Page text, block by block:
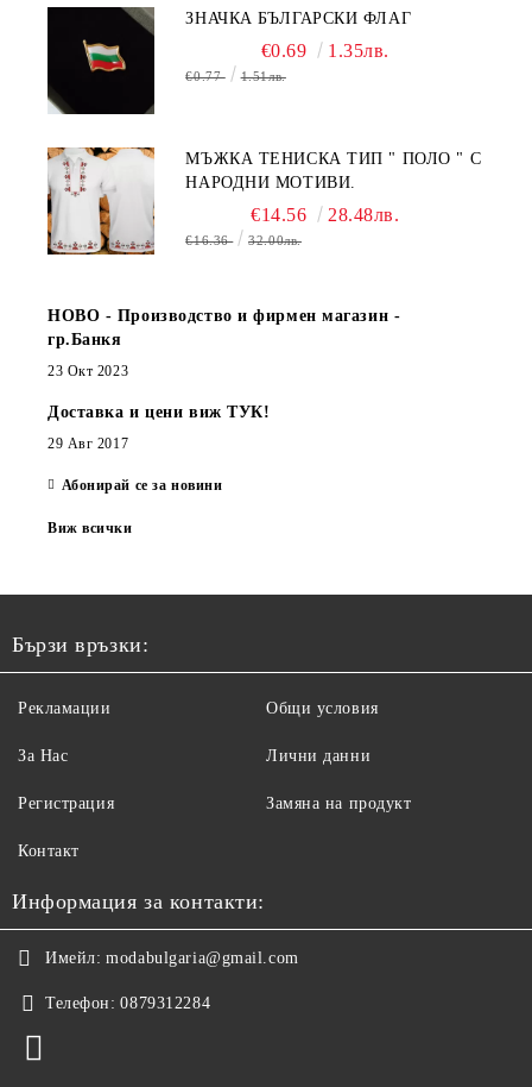
ЗНАЧКА БЪЛГАРСКИ ФЛАГ
€0.69 1.35лв.
€0.77 1.51лв.
МЪЖКА ТЕНИСКА ТИП " ПОЛО " С
НАРОДНИ МОТИВИ.
€14.56 28.48лв.
€16.36 32.00лв.
НОВО - Производство и фирмен магазин -
гр.Банкя
23 Окт 2023
Доставка и цени виж ТУК!
29 Авг 2017
Абонирай се за новини
Виж всички
Бързи връзки:
Рекламации
За Нас
Регистрация
Контакт
Общи условия
Лични данни
Замяна на продукт
Информация за контакти:
Имейл: modabulgaria@gmail.com
Телефон: 0879312284